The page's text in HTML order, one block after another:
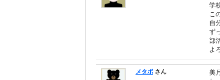
学
こ
自
ず
部
よ
メタボ さん
美